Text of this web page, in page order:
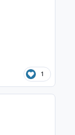
1